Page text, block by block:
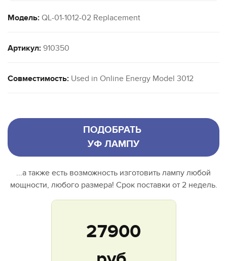
Модель: QL-01-1012-02 Replacement
Артикул: 910350
Совместимость: Used in Online Energy Model 3012
ПОДОБРАТЬ
УФ ЛАМПУ
...а также есть возможность изготовить лампу любой
мощности, любого размера! Срок поставки от 2 недель.
27900